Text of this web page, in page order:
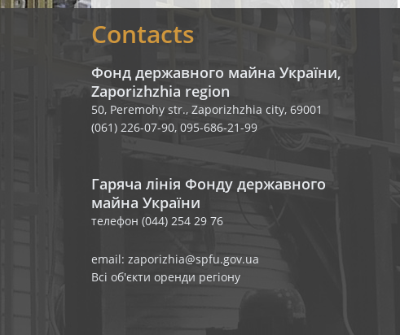
Contacts
Фонд державного майна України,
Zaporizhzhia region
50, Peremohy str., Zaporizhzhia city, 69001
(061) 226-07-90, 095-686-21-99
Гаряча лінія Фонду державного
майна України
телефон (044) 254 29 76
email: zaporizhia@spfu.gov.ua
Всі об'єкти оренди регіону